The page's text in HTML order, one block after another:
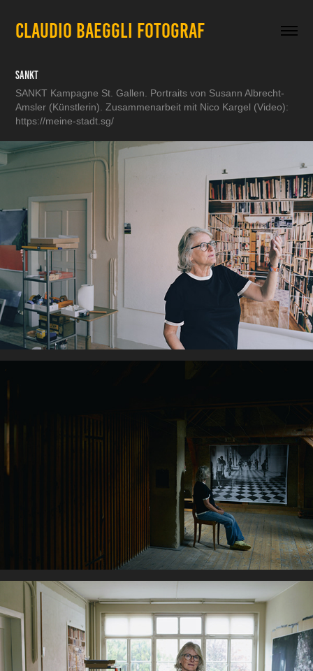
CLAUDIO BAEGGLI FOTOGRAF
SANKT
SANKT Kampagne St. Gallen. Portraits von Susann Albrecht-
Amsler (Künstlerin). Zusammenarbeit mit Nico Kargel (Video):
https://meine-stadt.sg/